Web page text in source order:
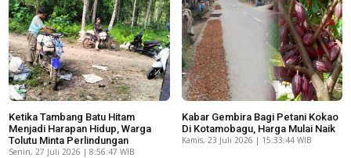
Ketika Tambang Batu Hitam
Menjadi Harapan Hidup, Warga
Tolutu Minta Perlindungan
Senin, 27 Juli 2026 | 8:56:47 WIB
Kabar Gembira Bagi Petani Kokao
Di Kotamobagu, Harga Mulai Naik
Kamis, 23 Juli 2026 | 15:33:44 WIB